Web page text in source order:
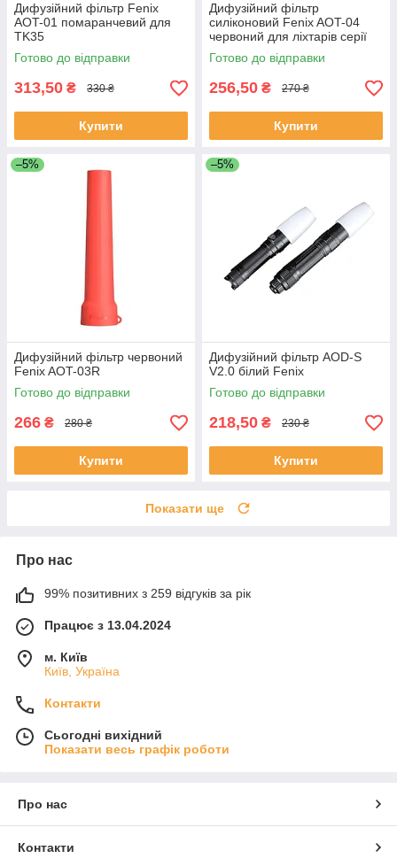
Дифузійний фільтр Fenix
AOT-01 помаранчевий для
TK35
Готово до відправки
313,50 ₴ 330 ₴
Купити
Дифузійний фільтр
силіконовий Fenix AOT-04
червоний для ліхтарів серії
PD, TK, WF, HT
Готово до відправки
256,50 ₴ 270 ₴
Купити
–5%
Дифузійний фільтр червоний
Fenix AOT-03R
Готово до відправки
266 ₴ 280 ₴
Купити
–5%
Дифузійний фільтр AOD-S
V2.0 білий Fenix
Готово до відправки
218,50 ₴ 230 ₴
Купити
Показати ще
Про нас
99% позитивних з 259 відгуків за рік
Працює з 13.04.2024
м. Київ
Київ, Україна
Контакти
Сьогодні вихідний
Показати весь графік роботи
Про нас
Контакти